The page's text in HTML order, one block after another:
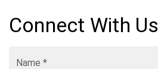
Connect With Us
Name *